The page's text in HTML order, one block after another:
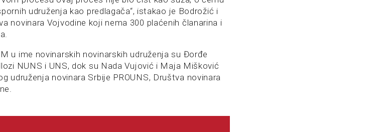
udruženja kao predlagača“, istakao je Bodrožić i
novinara Vojvodine koji nema 300 plaćenih članarina i
u ime novinarskih novinarskih udruženja su Đorđe
NUNS i UNS, dok su Nada Vujović i Maja Mišković
udruženja novinara Srbije PROUNS, Društva novinara